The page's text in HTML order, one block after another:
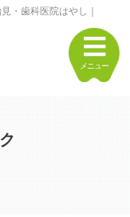
・歯科医院はやし｜
メニュー